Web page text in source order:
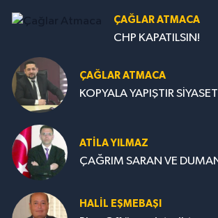
ÇAĞLAR ATMACA
CHP KAPATILSIN!
ÇAĞLAR ATMACA
KOPYALA YAPIŞTIR SİYASET
ATILA YILMAZ
ÇAĞRIM SARAN VE
HALIL EŞMEBAŞI